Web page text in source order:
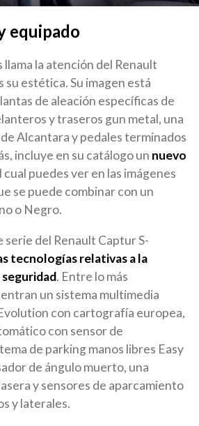
equipado
llama la atención del Renault
su estética. Su imagen está
de aleación específicas de
y traseros gun metal, una
Alcantara y pedales terminados
incluye en su catálogo un nuevo
cual puedes ver en las imágenes
se puede combinar con un
o Negro.
serie del Renault Captur S-
tecnologías relativas a la
. Entre lo más
un sistema multimedia
con cartografía europea,
con sensor de
de parking manos libres Easy
de ángulo muerto, una
y sensores de aparcamiento
y laterales.